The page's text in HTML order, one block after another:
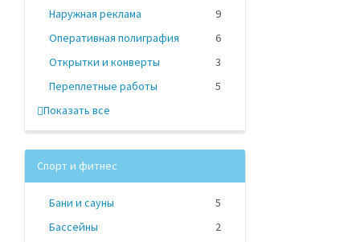
Наружная реклама
9
Оперативная полиграфия
6
Открытки и конверты
3
Переплетные работы
5
Показать все
Спорт и фитнес
Бани и сауны
5
Бассейны
2